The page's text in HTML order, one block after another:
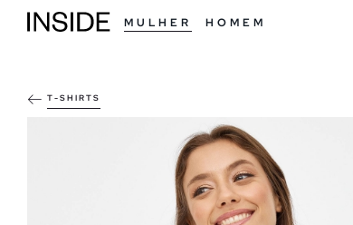
MULHER HOMEM
T-SHIRTS